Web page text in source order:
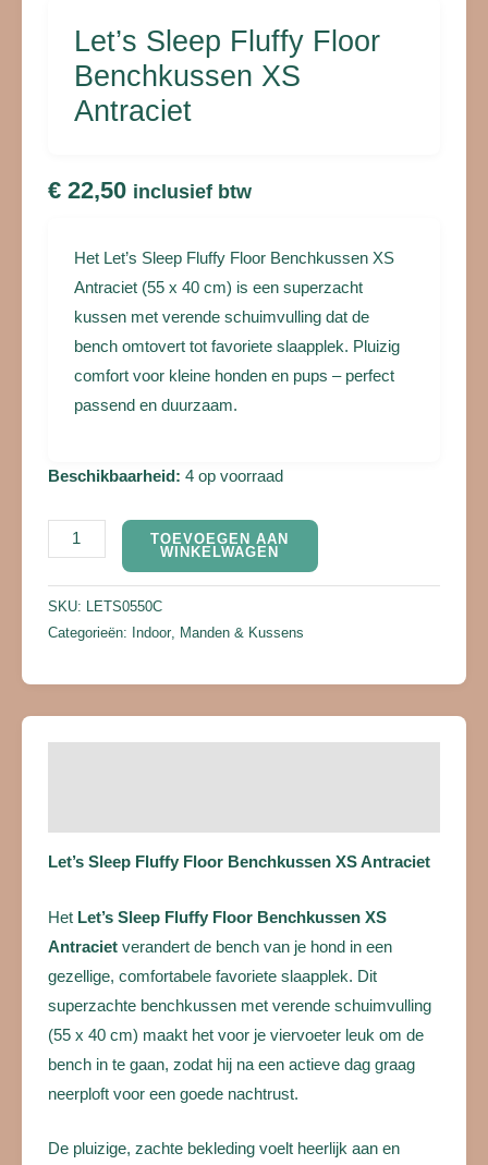
Let’s Sleep Fluffy Floor
Benchkussen XS
Antraciet
€ 22,50 inclusief btw
Het Let’s Sleep Fluffy Floor Benchkussen XS
Antraciet (55 x 40 cm) is een superzacht
kussen met verende schuimvulling dat de
bench omtovert tot favoriete slaapplek. Pluizig
comfort voor kleine honden en pups – perfect
passend en duurzaam.
Beschikbaarheid: 4 op voorraad
aantal
TOEVOEGEN AAN
WINKELWAGEN
SKU: LETS0550C
Categorieën: Indoor, Manden & Kussens
Let’s Sleep Fluffy Floor Benchkussen XS Antraciet
Het Let’s Sleep Fluffy Floor Benchkussen XS
Antraciet verandert de bench van je hond in een
gezellige, comfortabele favoriete slaapplek. Dit
superzachte benchkussen met verende schuimvulling
(55 x 40 cm) maakt het voor je viervoeter leuk om de
bench in te gaan, zodat hij na een actieve dag graag
neerploft voor een goede nachtrust.
De pluizige, zachte bekleding voelt heerlijk aan en